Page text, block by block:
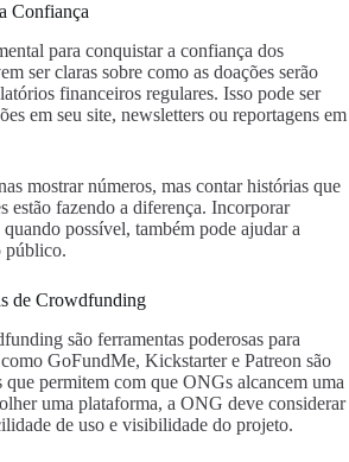
Confiança
para conquistar a confiança dos
ser claras sobre como as doações serão
financeiros regulares. Isso pode ser
em seu site, newsletters ou reportagens em
mostrar números, mas contar histórias que
estão fazendo a diferença. Incorporar
possível, também pode ajudar a
público.
de Crowdfunding
são ferramentas poderosas para
GoFundMe, Kickstarter e Patreon são
que permitem com que ONGs alcancem uma
uma plataforma, a ONG deve considerar
de uso e visibilidade do projeto.